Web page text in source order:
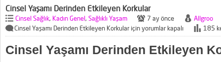
Cinsel Yaşamı Derinden Etkileyen Korkular
Cinsel Sağlık, Kadın Genel, Sağlıklı Yaşam 7 ay önce
Allgroo
Cinsel Yaşamı Derinden Etkileyen Korkular içinyorumlar kapalı 185
Cinsel Yaşamı Derinden Etkileyen